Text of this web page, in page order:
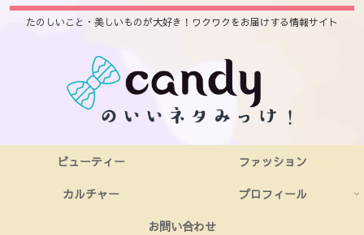
たのしいこと・美しいものが大好き！ワクワクをお届けする情報サイト
ビューティー
ファッション
カルチャー
プロフィール
お問い合わせ